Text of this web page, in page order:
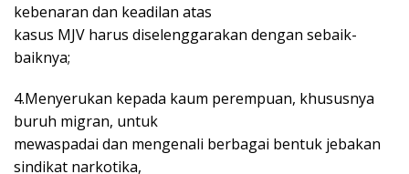
kebenaran dan keadilan atas
kasus MJV harus diselenggarakan dengan sebaik-
baiknya;
4.Menyerukan kepada kaum perempuan, khususnya
buruh migran, untuk
mewaspadai dan mengenali berbagai bentuk jebakan
sindikat narkotika,